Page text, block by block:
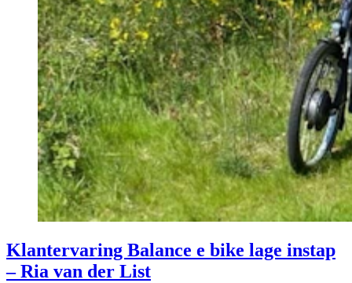
Klantervaring Balance e bike lage instap
– Ria van der List